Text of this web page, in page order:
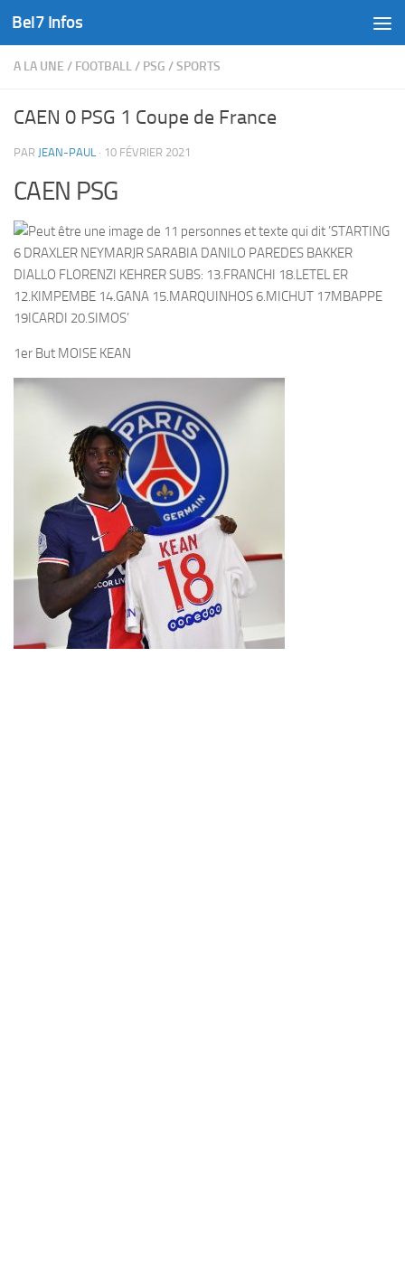
Skip to content
Bel7 Infos
A LA UNE / FOOTBALL/ PSG /SPORTS
CAEN 0 PSG 1 Coupe de France
PAR JEAN-PAUL · 10 FÉVRIER 2021
CAEN PSG
1er But MOISE KEAN